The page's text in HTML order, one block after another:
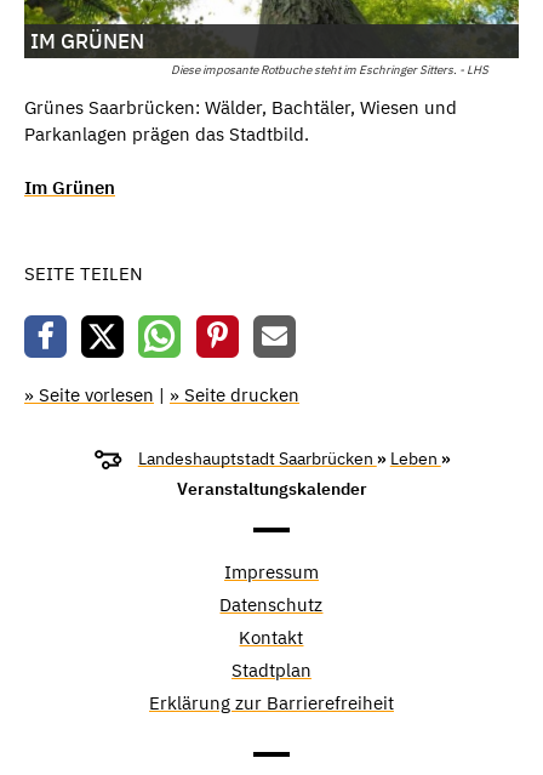
Diese imposante Rotbuche steht im Eschringer Sitters. - LHS
IM GRÜNEN
Grünes Saarbrücken: Wälder, Bachtäler, Wiesen und
Parkanlagen prägen das Stadtbild.
Im Grünen
SEITE TEILEN
» Seite vorlesen | » Seite drucken
Landeshauptstadt Saarbrücken » Leben »
Veranstaltungskalender
Impressum
Datenschutz
Kontakt
Stadtplan
Erklärung zur Barrierefreiheit